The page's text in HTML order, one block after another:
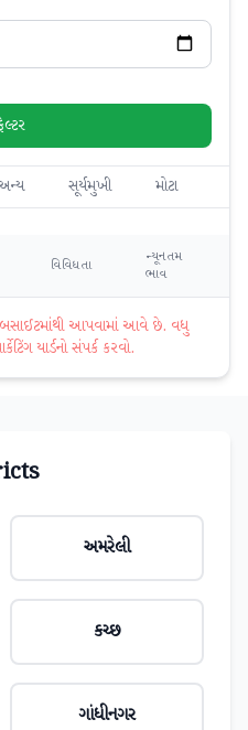
અન્ય સૂર્યમુખી મોટા
વિવિધતા
ન્યૂનતમ
ભાવ
આપવામાં આવે છે. વધુ
યાર્ડનો સંપર્ક કરવો.
અમરેલી
કચ્છ
ગાંધીનગર